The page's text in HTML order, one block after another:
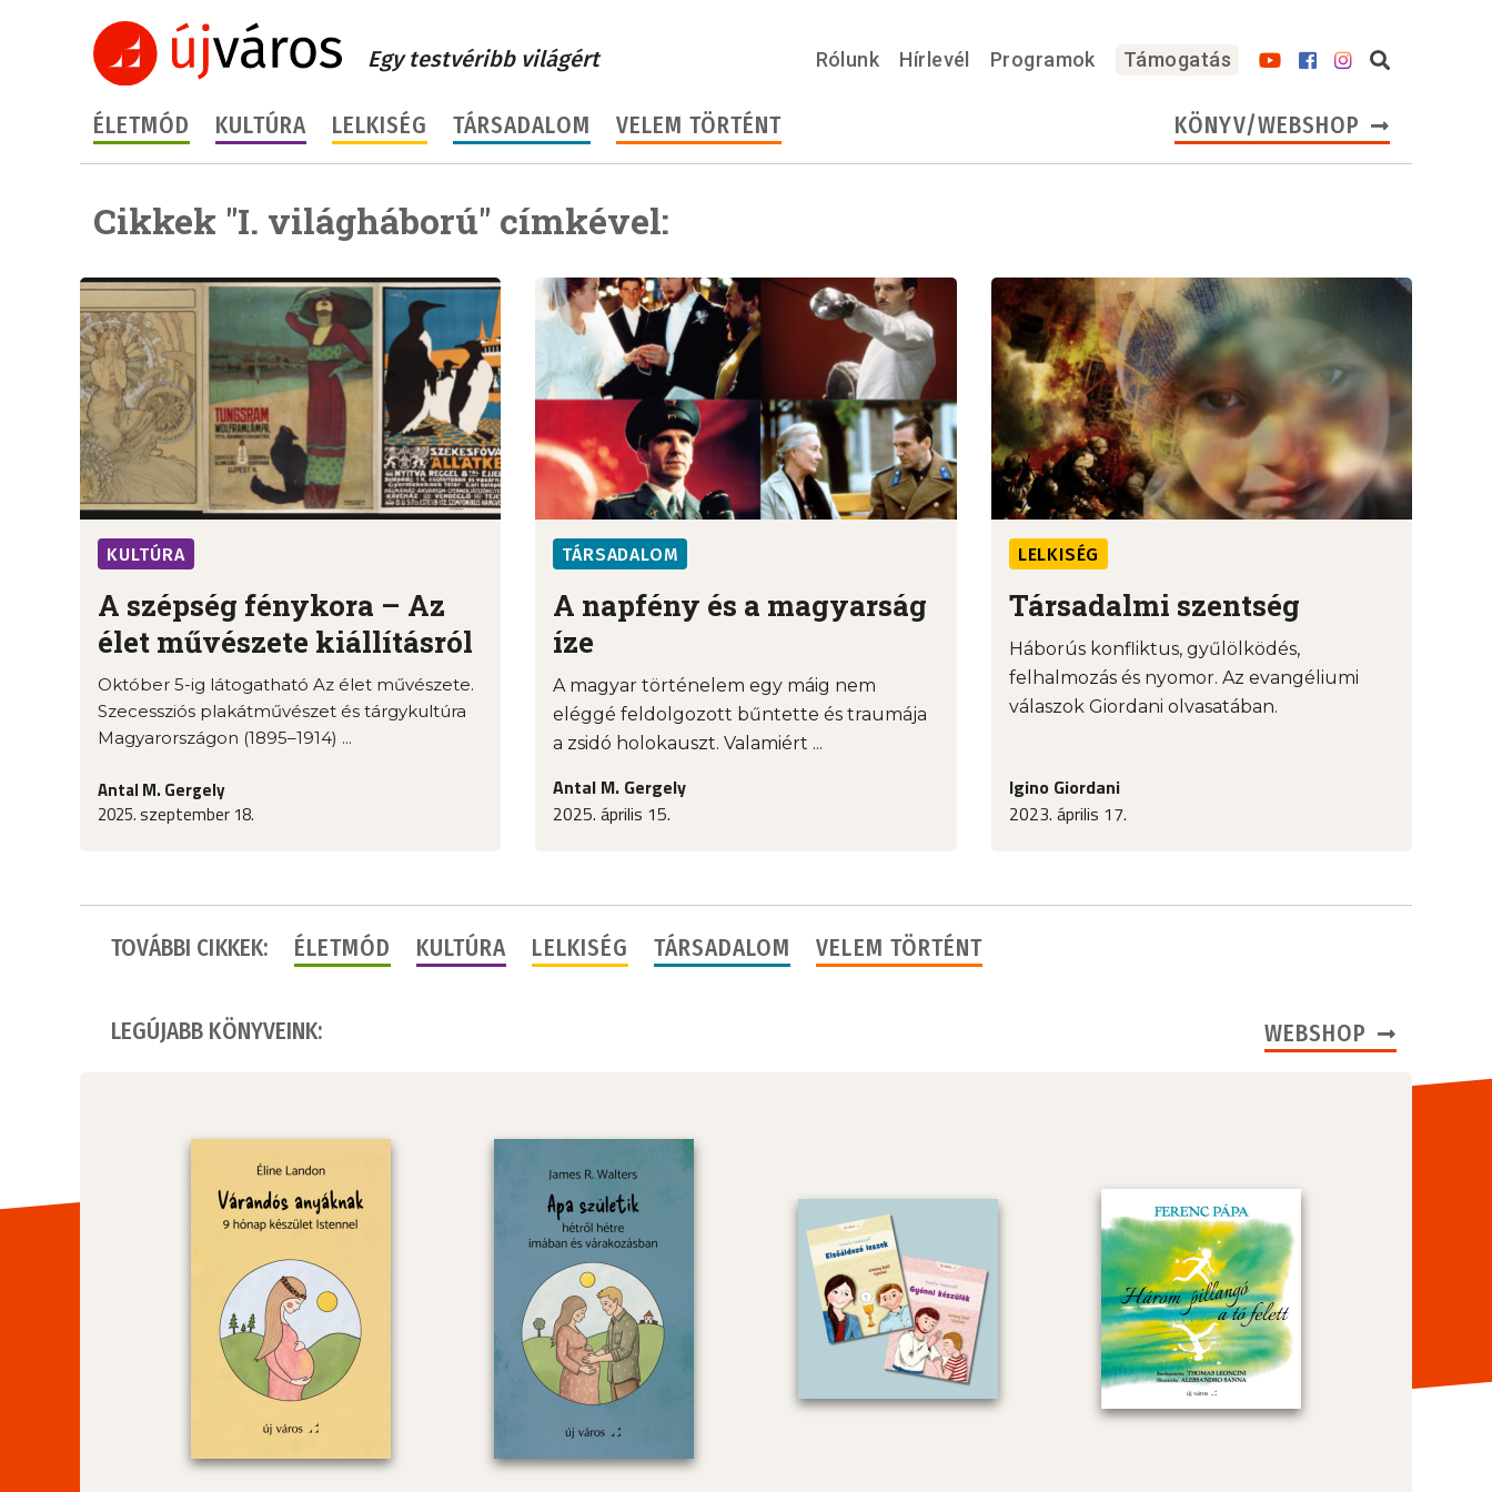
Egy testvéribb világért Rólunk Hírlevél Programok Támogatás
ÉLETMÓD KULTÚRA LELKISÉG TÁRSADALOM VELEM TÖRTÉNT KÖNYV/WEBSHOP
Cikkek "I. világháború" címkével:
KULTÚRA
A szépség fénykora – Az
élet művészete kiállításról
Október 5-ig látogatható Az élet művészete.
Szecessziós plakátművészet és tárgykultúra
Magyarországon (1895–1914) ...
Antal M. Gergely
2025. szeptember 18.
TÁRSADALOM
A napfény és a magyarság
íze
A magyar történelem egy máig nem
eléggé feldolgozott bűntette és traumája
a zsidó holokauszt. Valamiért ...
Antal M. Gergely
2025. április 15.
LELKISÉG
Társadalmi szentség
Háborús konfliktus, gyűlölködés,
felhalmozás és nyomor. Az evangéliumi
válaszok Giordani olvasatában.
Igino Giordani
2023. április 17.
TOVÁBBI CIKKEK: ÉLETMÓD KULTÚRA LELKISÉG TÁRSADALOM VELEM TÖRTÉNT
LEGÚJABB KÖNYVEINK: WEBSHOP